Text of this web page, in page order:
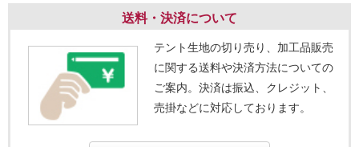
送料・決済について
テント生地の切り売り、加工品販売
に関する送料や決済方法についての
ご案内。決済は振込、クレジット、
売掛などに対応しております。